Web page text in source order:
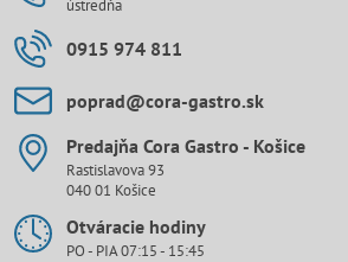
ústredňa
0915 974 811
poprad​@cora-gastro​.sk
Predajňa Cora Gastro - Košice
Rastislavova 93
040 01 Košice
Otváracie hodiny
PO - PIA 07:15 - 15:45